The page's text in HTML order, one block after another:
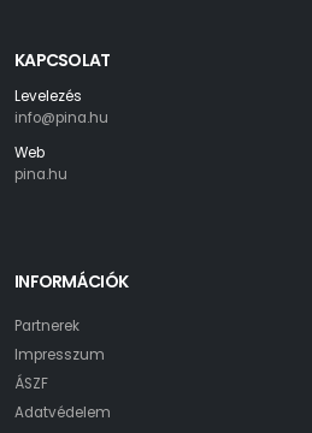
KAPCSOLAT
Levelezés
info@pina.hu
Web
pina.hu
INFORMÁCIÓK
Partnerek
Impresszum
ÁSZF
Adatvédelem